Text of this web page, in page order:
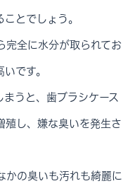
とでしょう。
完全に水分が取られてお
です。
うと、歯ブラシケース
殖し、嫌な臭いを発生さ
かの臭いも汚れも綺麗に